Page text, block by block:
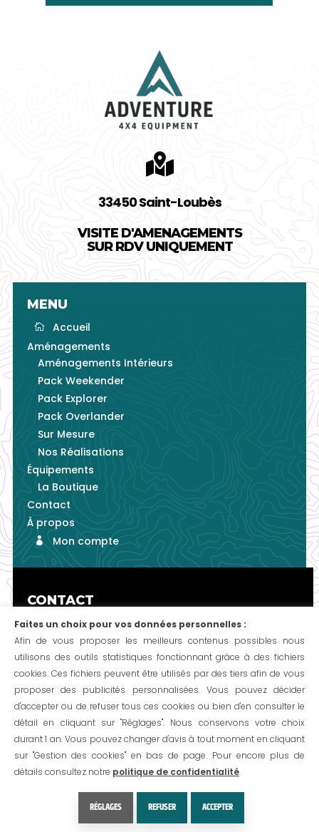

33450 Saint-Loubès
VISITE D'AMENAGEMENTS
SUR RDV UNIQUEMENT
MENU
Aménagements
Aménagements Intérieurs
Pack Weekender
Pack Explorer
Pack Overlander
Sur Mesure
Nos Réalisations
Équipements
La Boutique
Contact
À propos
CONTACT
06 47 64 73 85
MENTIONS LÉGALES
Annuler et revoir mes choix de cookies
Politique de confidentialité
Mentions légales détaillées
Conditions générales de vente
Une création - 2026
Faites un choix pour vos données personnelles :
Afin de vous proposer les meilleurs contenus possibles nous
utilisons des outils statistiques fonctionnant grâce à des fichiers
cookies. Ces fichiers peuvent être utilisés par des tiers afin de vous
proposer des publicités personnalisées. Vous pouvez décider
d'accepter ou de refuser tous ces cookies ou bien d'en consulter le
détail en cliquant sur "Réglages". Nous conservons votre choix
durant 1 an. Vous pouvez changer d'avis à tout moment en cliquant
sur "Gestion des cookies" en bas de page. Pour encore plus de
détails consultez notre politique de confidentialité.
RÉGLAGES